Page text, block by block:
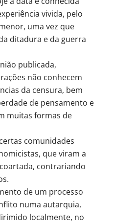
vivida, pelo
uma vez que
ditadura e da guerra
publicada,
não conhecem
da censura, bem
de pensamento e
muitas formas de
comunidades
que viram a
contrariando
de um processo
numa autarquia,
localmente, no